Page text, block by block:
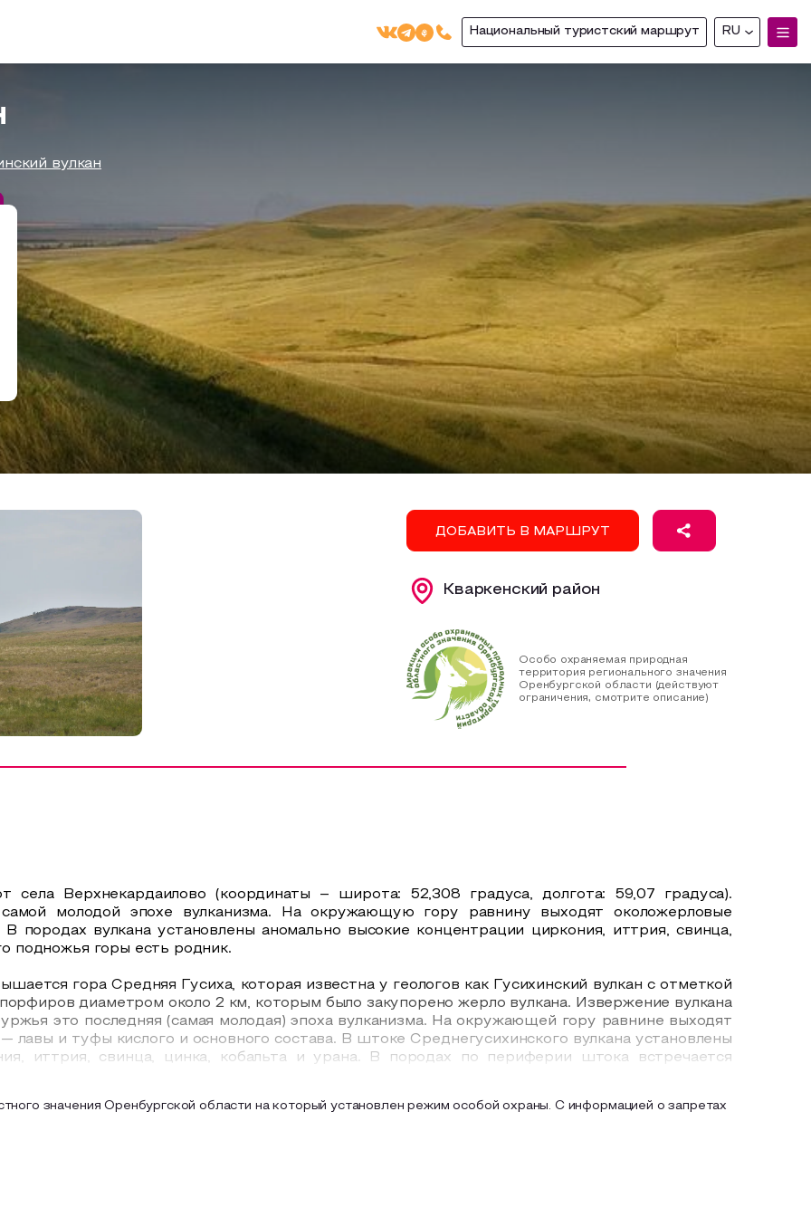
Национальный туристский маршрут RU
вулкан
ДОБАВИТЬ В МАРШРУТ
Кваркенский район
Особо охраняемая природная
территория регионального значения
Оренбургской области (действуют
ограничения, смотрите описание)
села Верхнекардаилово (координаты – широта: 52,308 градуса, долгота: 59,07 градуса).
молодой эпохе вулканизма. На окружающую гору равнину выходят околожерловые
породах вулкана установлены аномально высокие концентрации циркония, иттрия, свинца,
подножья горы есть родник.
гора Средняя Гусиха, которая известна у геологов как Гусихинский вулкан с отметкой
диаметром около 2 км, которым было закупорено жерло вулкана. Извержение вулкана
это последняя (самая молодая) эпоха вулканизма. На окружающей гору равнине выходят
лавы и туфы кислого и основного состава. В штоке Среднегусихинского вулкана установлены
иттрия, свинца, цинка, кобальта и урана. В породах по периферии штока встречается
собой эталон разнотравно-типчаково-ковыльной степи. На северном склоне горы
вод, в зоне увлажнения которых растет березово-осиновый колок. В травостое колка -
км к востоку от поселка Максим Горький находится гора Алабайтал — это также реликт
значения Оренбургской области на который установлен режим особой охраны. С информацией о запретах